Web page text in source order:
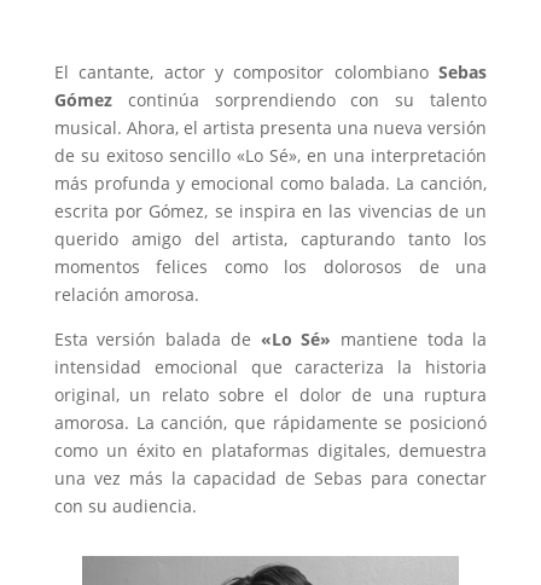
El cantante, actor y compositor colombianoSebas
Gómezcontinúa sorprendiendo con su talento
musical. Ahora, el artista presenta una nueva versión
de su exitoso sencillo «Lo Sé», en una interpretación
más profunda y emocional como balada. La canción,
escrita por Gómez, se inspira en las vivencias de un
querido amigo del artista, capturando tanto los
momentos felices como los dolorosos de una
relación amorosa.
Esta versión balada de «Lo Sé» mantiene toda la
intensidad emocional que caracteriza la historia
original, un relato sobre el dolor de una ruptura
amorosa. La canción, que rápidamente se posicionó
como un éxito en plataformas digitales, demuestra
una vez más la capacidad de Sebas para conectar
con su audiencia.